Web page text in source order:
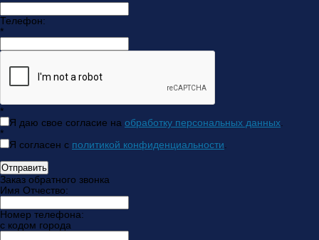
Телефон:
*
*
Я даю свое согласие на обработку персональных данных
*
Я согласен с политикой конфиденциальности
Отправить
Заказ обратного звонка
Имя Отчество:
Номер телефона:
с кодом города